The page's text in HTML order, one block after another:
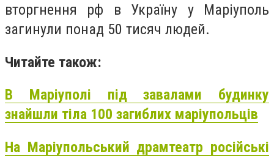
вторгнення рф в Україну у Маріуполь
загинули понад 50 тисяч людей.
Читайте також:
В Маріуполі під завалами будинку
знайшли тіла 100 загиблих маріупольців
На Маріупольський драмтеатр російські